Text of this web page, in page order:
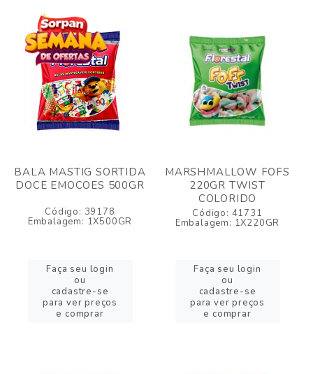
BALA MASTIG SORTIDA
DOCE EMOCOES 500GR
Código: 39178
Embalagem: 1X500GR
Faça seu login
ou
cadastre-se
para ver preços
e comprar
MARSHMALLOW FOFS
220GR TWIST
COLORIDO
Código: 41731
Embalagem: 1X220GR
Faça seu login
ou
cadastre-se
para ver preços
e comprar